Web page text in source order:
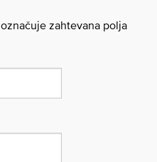
označuje zahtevana polja